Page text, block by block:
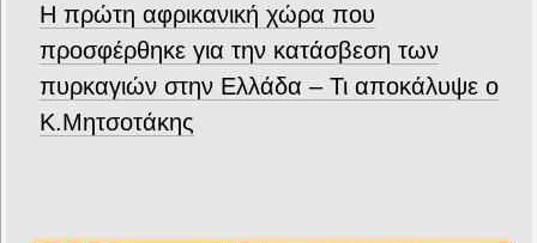
Η πρώτη αφρικανική χώρα που
προσφέρθηκε για την κατάσβεση των
πυρκαγιών στην Ελλάδα – Τι αποκάλυψε ο
Κ.Μητσοτάκης